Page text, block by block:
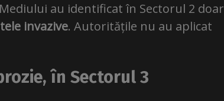
au identificat în Sectorul 2 doar
invazive. Autoritățile nu au aplicat
în Sectorul 3